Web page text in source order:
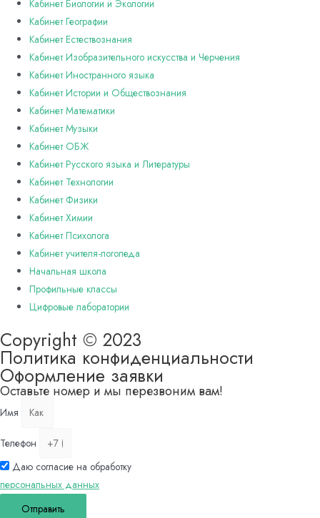
Кабинет Биологии и Экологии
Кабинет Географии
Кабинет Естествознания
Кабинет Изобразительного искусства и Черчения
Кабинет Иностранного языка
Кабинет Истории и Обществознания
Кабинет Математики
Кабинет Музыки
Кабинет ОБЖ
Кабинет Русского языка и Литературы
Кабинет Технологии
Кабинет Физики
Кабинет Химии
Кабинет Психолога
Кабинет учителя-логопеда
Начальная школа
Профильные классы
Цифровые лаборатории
Copyright © 2023
Политика конфиденциальности
Оформление заявки
Оставьте номер и мы перезвоним вам!
Имя
Телефон
Даю согласие на обработку
персональных данных
Отправить